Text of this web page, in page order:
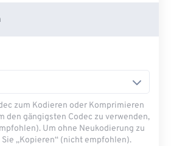
zum Kodieren oder Komprimieren
den gängigsten Codec zu verwenden,
Um ohne Neukodierung zu
„Kopieren“ (nicht empfohlen).